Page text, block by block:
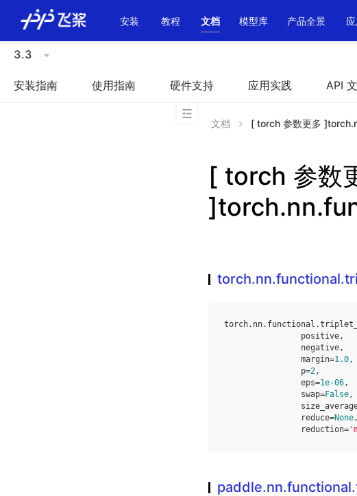
安装 教程 文档 模型库 产品全景
3.3
安装指南 使用指南 硬件支持 应用实践 API
文档 [ torch 参数更多
[ torch 参数
torch. nn. functional .
positive,
negative,
margin=1.0,
p=2,
eps=1e-06,
swap=False,
reduce=None,
reduction=